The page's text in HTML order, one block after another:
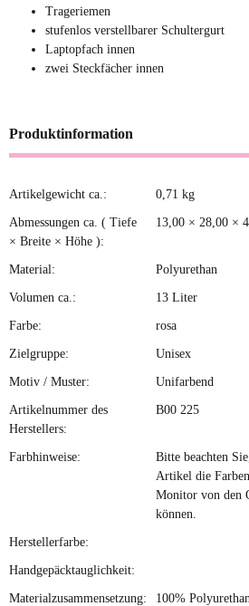
Trageriemen
stufenlos verstellbarer Schultergurt
Laptopfach innen
zwei Steckfächer innen
Produktinformation
Produkteigenschaft
Wert
Artikelgewicht ca.: 0,71 kg
Abmessungen ca. ( Tiefe
× Breite × Höhe ):
13,00 × 28,00 ×
Material: Polyurethan
Volumen ca.: 13 Liter
Farbe: rosa
Zielgruppe: Unisex
Motiv / Muster: Unifarbend
Artikelnummer des
Herstellers:
B00 225
Farbhinweise:
Bitte beachten
Artikel die
Monitor von den
können.
Herstellerfarbe:
Handgepäcktauglichkeit:
Materialzusammensetzung: 100% Polyurethan